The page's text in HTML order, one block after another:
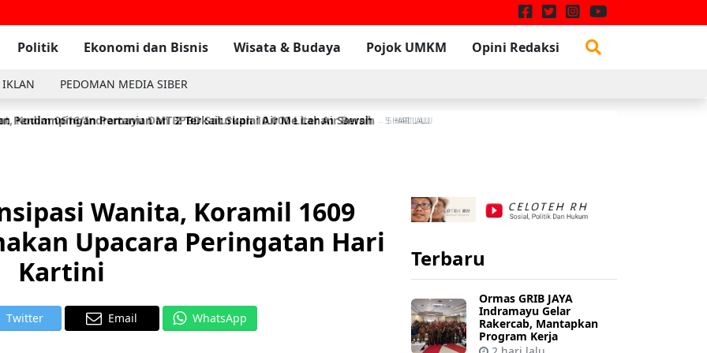
Politik Ekonomi dan Bisnis Wisata & Budaya Pojok UMKM Opini Redaksi
PEDOMAN MEDIA SIBER
Pendampingan Pertanian MT 2 Terkait Suplai Air Me Lahan Sawah 5 HARI LALU
Kodim 0616/Indramayu Dan BPBD Salurkan 10.000 Liter Air Bersih 5 HARI LALU
Wanita, Koramil 1609
Upacara Peringatan Hari
Kartini
Twitter Email WhatsApp
Terbaru
Ormas GRIB JAYA
Indramayu Gelar
Rakercab, Mantapkan
Program Kerja